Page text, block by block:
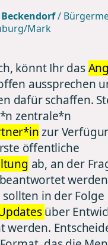
/
Mark
könnt Ihr das
aussprechen
dafür schaffen.
zentrale*n
zur
öffentliche
ab, an der
sollten in der Folge
über
werden.